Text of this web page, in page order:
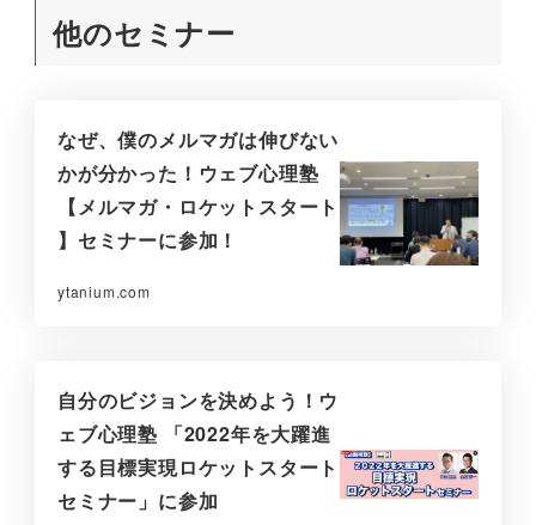
他のセミナー
なぜ、僕のメルマガは伸びない
かが分かった！ウェブ心理塾
【メルマガ・ロケットスタート
】セミナーに参加！
ytanium.com
自分のビジョンを決めよう！ウ
ェブ心理塾 「2022年を大躍進
する目標実現ロケットスタート
セミナー」に参加